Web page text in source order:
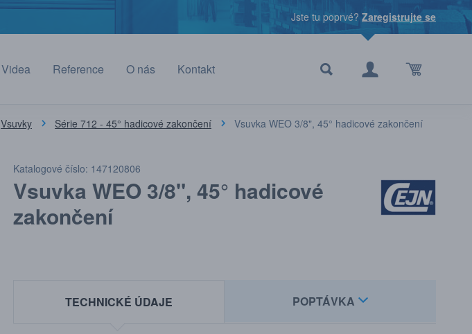
Jste tu poprvé? Zaregistrujte se
Videa Reference O nás Kontakt
Vsuvky Série 712 - 45° hadicové zakončení Vsuvka WEO 3/8", 45° hadicové zakončení
Katalogové číslo: 147120806
Vsuvka WEO 3/8", 45° hadicové
zakončení
TECHNICKÉ ÚDAJE POPTÁVKA